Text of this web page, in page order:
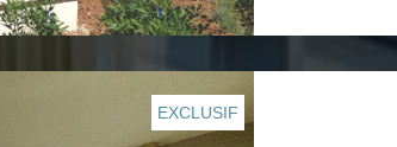
EXCLUSIF